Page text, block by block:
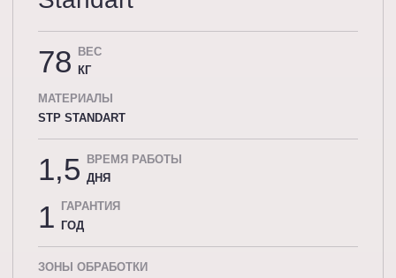
78
ВЕС
КГ
МАТЕРИАЛЫ
STP STANDART
1,5
ВРЕМЯ РАБОТЫ
ДНЯ
1
ГАРАНТИЯ
ГОД
ЗОНЫ ОБРАБОТКИ